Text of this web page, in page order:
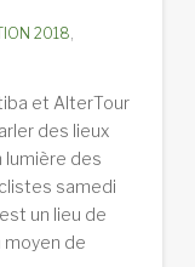
2018,
et AlterTour
des lieux
lumière des
samedi
un lieu de
de